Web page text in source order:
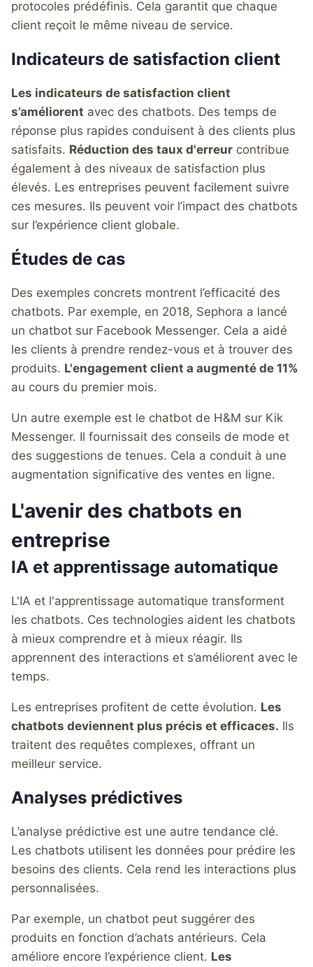
protocoles prédéfinis. Cela garantit que chaque
client reçoit le même niveau de service.
Indicateurs de satisfaction client
Les indicateurs de satisfaction client
s’améliorent avec des chatbots. Des temps de
réponse plus rapides conduisent à des clients plus
satisfaits. Réduction des taux d'erreur contribue
également à des niveaux de satisfaction plus
élevés. Les entreprises peuvent facilement suivre
ces mesures. Ils peuvent voir l’impact des chatbots
sur l’expérience client globale.
Études de cas
Des exemples concrets montrent l’efficacité des
chatbots. Par exemple, en 2018, Sephora a lancé
un chatbot sur Facebook Messenger. Cela a aidé
les clients à prendre rendez-vous et à trouver des
produits. L'engagement client a augmenté de 11%
au cours du premier mois.
Un autre exemple est le chatbot de H&M sur Kik
Messenger. Il fournissait des conseils de mode et
des suggestions de tenues. Cela a conduit à une
augmentation significative des ventes en ligne.
L'avenir des chatbots en
entreprise
IA et apprentissage automatique
L'IA et l'apprentissage automatique transforment
les chatbots. Ces technologies aident les chatbots
à mieux comprendre et à mieux réagir. Ils
apprennent des interactions et s’améliorent avec le
temps.
Les entreprises profitent de cette évolution. Les
chatbots deviennent plus précis et efficaces. Ils
traitent des requêtes complexes, offrant un
meilleur service.
Analyses prédictives
L’analyse prédictive est une autre tendance clé.
Les chatbots utilisent les données pour prédire les
besoins des clients. Cela rend les interactions plus
personnalisées.
Par exemple, un chatbot peut suggérer des
produits en fonction d’achats antérieurs. Cela
améliore encore l’expérience client. Les